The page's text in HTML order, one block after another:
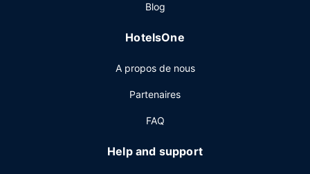
snack bar/épicerie fine où vous pourrez faire vos achats.
07 h 00 à 11 h 00 moyennant un supplément.
d'affaires ouvert 24 h/24, une réception ouverte 24 h/24 et
une laverie. Cet hôtel dispose de 3 salles de réunions
gratuit est disponible dans l'enceinte de l'hébergement.
Blog
HotelsOne
A propos de nous
Partenaires
FAQ
Help and support